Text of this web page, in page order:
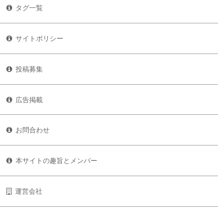
タグ一覧
サイトポリシー
投稿募集
広告掲載
お問合わせ
本サイトの趣旨とメンバー
運営会社